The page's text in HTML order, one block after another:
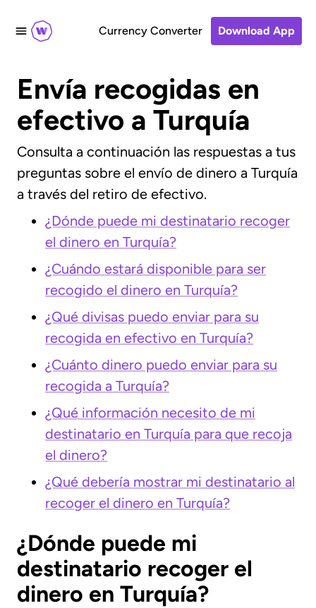
Currency Converter Download App
Envía recogidas en
efectivo a Turquía
Consulta a continuación las respuestas a tus
preguntas sobre el envío de dinero a Turquía
a través del retiro de efectivo.
¿Dónde puede mi destinatario recoger
el dinero en Turquía?
¿Cuándo estará disponible para ser
recogido el dinero en Turquía?
¿Qué divisas puedo enviar para su
recogida en efectivo en Turquía?
¿Cuánto dinero puedo enviar para su
recogida a Turquía?
¿Qué información necesito de mi
destinatario en Turquía para que recoja
el dinero?
¿Qué debería mostrar mi destinatario al
recoger el dinero en Turquía?
¿Dónde puede mi
destinatario recoger el
dinero en Turquía?